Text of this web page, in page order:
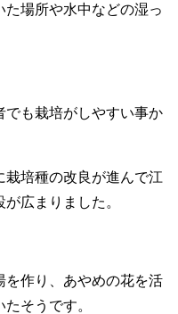
場所や水中などの湿っ
でも栽培がしやすい事か
栽培種の改良が進んで江
広まりました。
を作り、あやめの花を活
そうです。